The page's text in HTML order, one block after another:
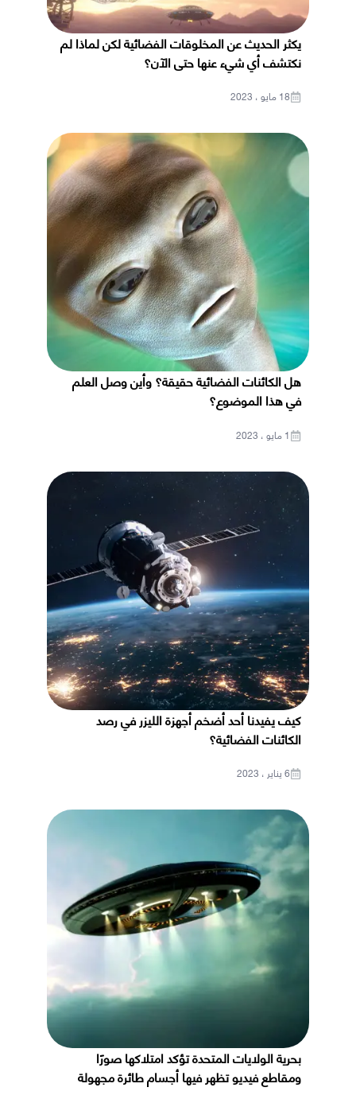
يكثر الحديث عن المخلوقات الفضائية لكن لماذا لم
نكتشف أي شيء عنها حتى الآن؟
18 مايو ، 2023
هل الكائنات الفضائية حقيقة؟ وأين وصل العلم
في هذا الموضوع؟
1 مايو ، 2023
كيف يفيدنا أحد أضخم أجهزة الليزر في رصد
الكائنات الفضائية؟
6 يناير ، 2023
بحرية الولايات المتحدة تؤكد امتلاكها صورًا
ومقاطع فيديو تظهر فيها أجسام طائرة مجهولة